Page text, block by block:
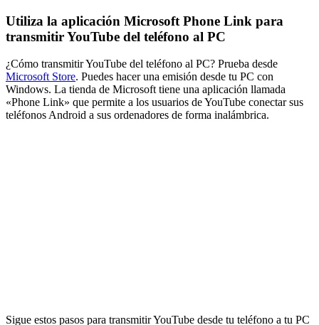
Utiliza la aplicación Microsoft Phone Link para
transmitir YouTube del teléfono al PC
¿Cómo transmitir YouTube del teléfono al PC? Prueba desde
Microsoft Store. Puedes hacer una emisión desde tu PC con
Windows. La tienda de Microsoft tiene una aplicación llamada
«Phone Link» que permite a los usuarios de YouTube conectar sus
teléfonos Android a sus ordenadores de forma inalámbrica.
Sigue estos pasos para transmitir YouTube desde tu teléfono a tu PC